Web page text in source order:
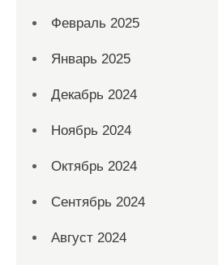
Февраль 2025
Январь 2025
Декабрь 2024
Ноябрь 2024
Октябрь 2024
Сентябрь 2024
Август 2024